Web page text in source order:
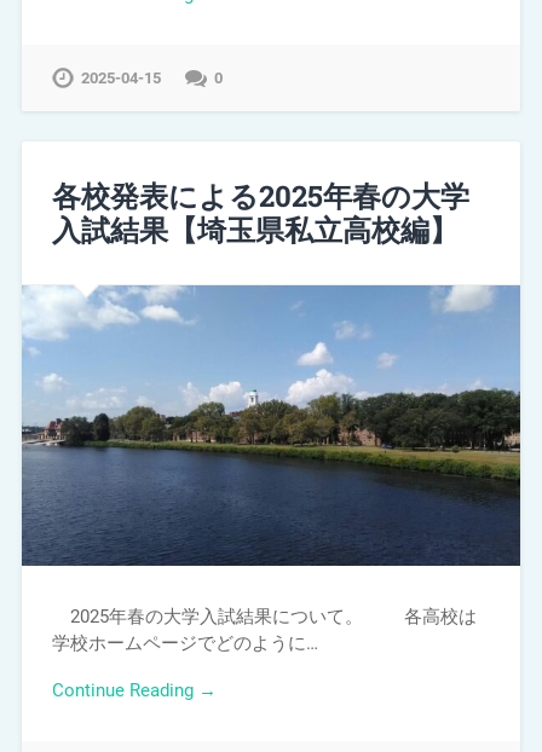
2025-04-15 0
各校発表による2025年春の大学
入試結果【埼玉県私立高校編】
2025年春の大学入試結果について。 各高校は
学校ホームページでどのように…
Continue Reading →